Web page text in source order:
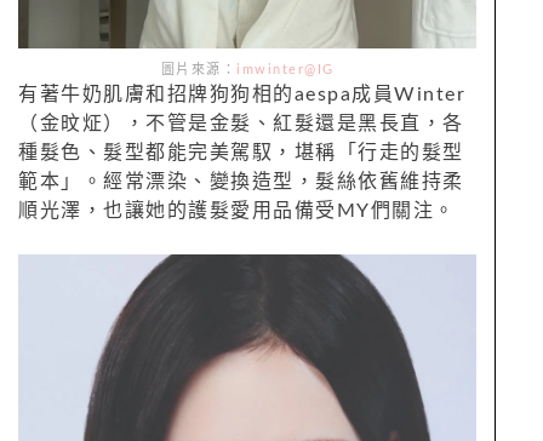
圖片來源： imwinter@IG
有著牛奶肌膚和招牌狗狗相的aespa成員Winter
（金旼炡），不管是金髮、紅髮還是黑長直，各
種髮色、髮型都能完美駕馭，堪稱「行走的髮型
範本」。經常漂染、變換造型，髮絲依舊維持柔
順光澤，也讓她的護髮愛用品備受MY們關注。